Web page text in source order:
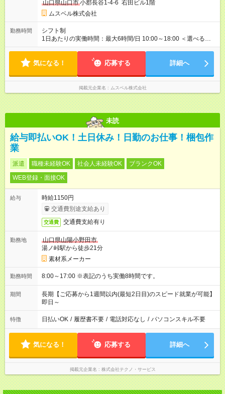
ヶ月で、その間は有期契約です。そのほかの条件に変更はあり
ません。 【試用期間】試用期間あり 試用期間の長さ：2ヶ月
※ 雇用形態と給与に、本採用時と異なる部分があります。 雇用
形態：中途採用（契約社員） 給与：本採用時と同じです。 ※試
用期間は2ヶ月で、その間は有期契約です。そのほかの条件に変
間3ヶ月になります。
山口県山口市小郡長谷1-4-6 右田ビル1階
ムスベル株式会社
勤務時間
シフト制
1日あたりの実働時間：最大6時間/日 10:00～18:00 ＜選べるシ
フト＞ (1)10:00～16:00 (2)10:00～17:00 (3)10:00～18:00 ◎
（希望シフト制） ◎原則定時退社／残業はほとんどありませ
気になる！ 応募する 詳細へ
掲載元企業名 ムスベル株式会社
未読
給与即払いOK！土日休み！日勤のお仕事！梱包作
業
派遣 職種未経験OK 社会人未経験OK
ブランクOK
WEB登録・面接OK
給与
時給1150円
交通費別途支給あり
交通費 交通費支給有り
勤務地
山口県山陽小野田市
湯ノ峠駅から徒歩21分
素材系メーカー
勤務時間 8:00～17:00 ※表記のうち実働8時間です。
期間
長期【ご応募から1週間以内(最短2日目)のスピード就業が可能】
即日～
特徴 日払いOK / 履歴書不要 / 電話対応なし / パソコンスキル不要
気になる！ 応募する 詳細へ
掲載元企業名 株式会社テクノ・サービス